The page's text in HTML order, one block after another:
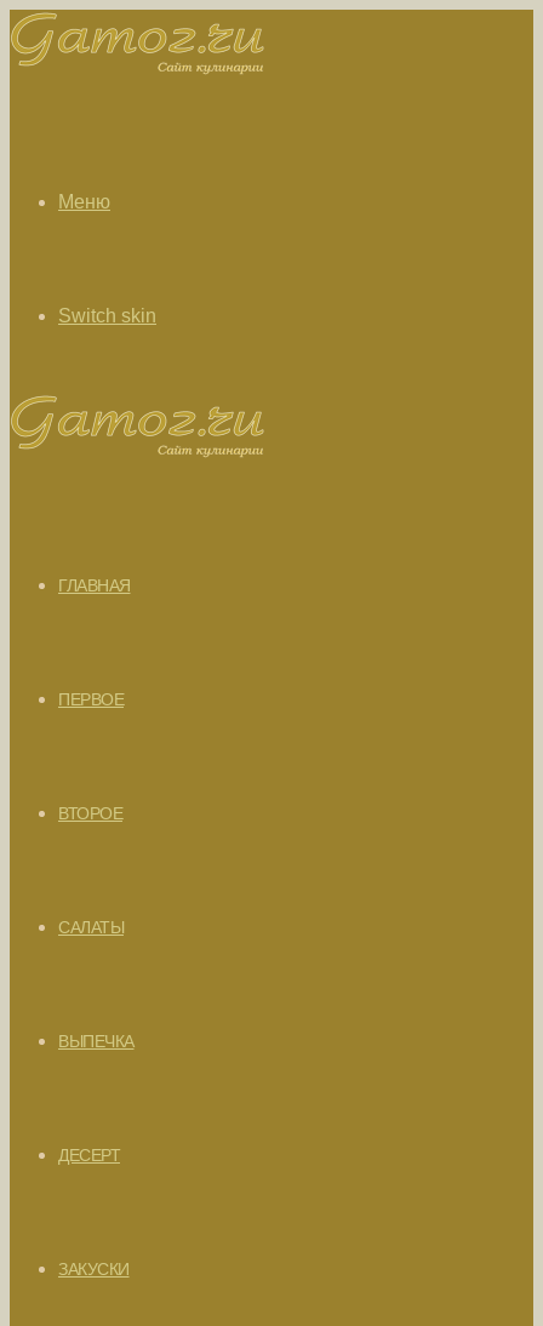
Меню
Switch skin
ГЛАВНАЯ
ПЕРВОЕ
ВТОРОЕ
САЛАТЫ
ВЫПЕЧКА
ДЕСЕРТ
ЗАКУСКИ